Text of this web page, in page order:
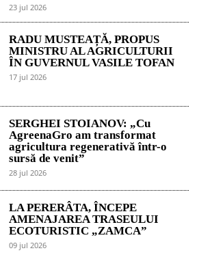
23 jul 2026
RADU MUSTEAȚĂ, PROPUS
MINISTRU AL AGRICULTURII
ÎN GUVERNUL VASILE TOFAN
17 jul 2026
SERGHEI STOIANOV: „Cu
AgreenaGro am transformat
agricultura regenerativă într-o
sursă de venit”
28 jul 2026
LA PERERÂTA, ÎNCEPE
AMENAJAREA TRASEULUI
ECOTURISTIC „ZAMCA”
09 jul 2026